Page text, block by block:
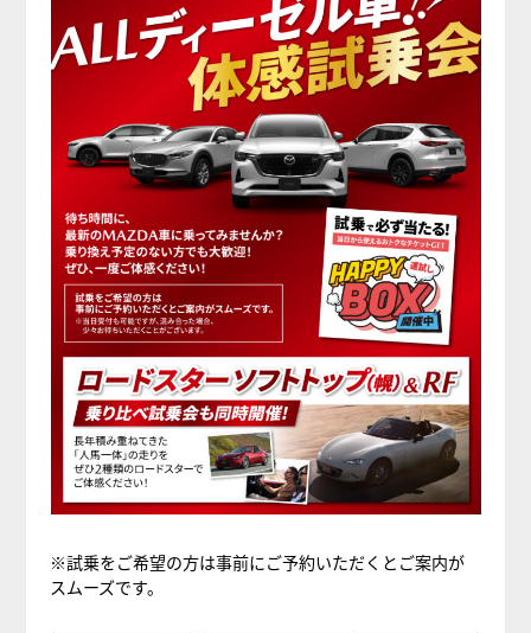
※試乗をご希望の方は事前にご予約いただくとご案内が
スムーズです。